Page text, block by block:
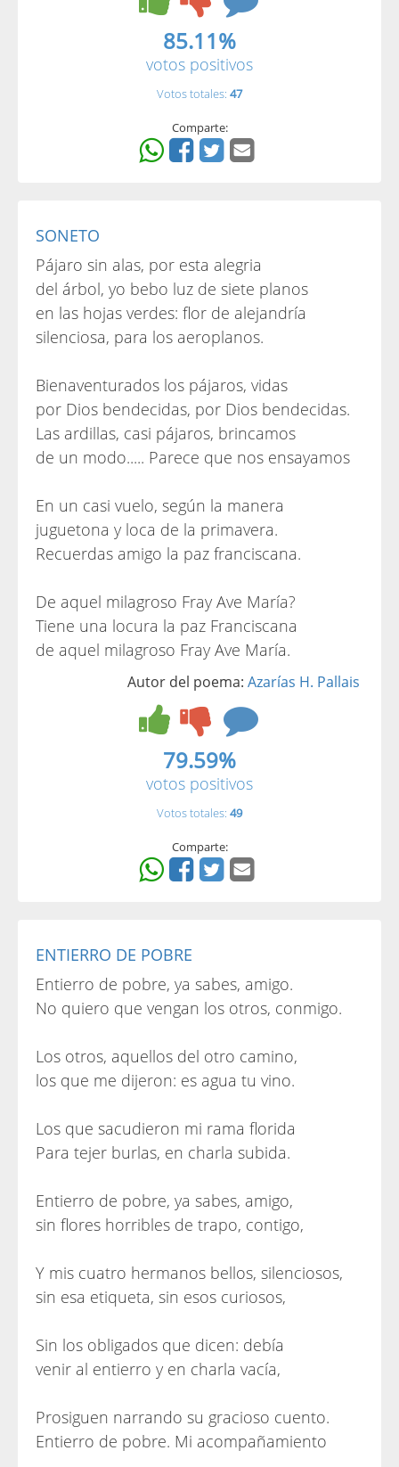
85.11%
votos positivos
Votos totales: 47
Comparte:
SONETO
Pájaro sin alas, por esta alegria
del árbol, yo bebo luz de siete planos
en las hojas verdes: flor de alejandría
silenciosa, para los aeroplanos.
Bienaventurados los pájaros, vidas
por Dios bendecidas, por Dios bendecidas.
Las ardillas, casi pájaros, brincamos
de un modo..... Parece que nos ensayamos
En un casi vuelo, según la manera
juguetona y loca de la primavera.
Recuerdas amigo la paz franciscana.
De aquel milagroso Fray Ave María?
Tiene una locura la paz Franciscana
de aquel milagroso Fray Ave María.
Autor del poema: Azarías H. Pallais
79.59%
votos positivos
Votos totales: 49
Comparte:
ENTIERRO DE POBRE
Entierro de pobre, ya sabes, amigo.
No quiero que vengan los otros, conmigo.
Los otros, aquellos del otro camino,
los que me dijeron: es agua tu vino.
Los que sacudieron mi rama florida
Para tejer burlas, en charla subida.
Entierro de pobre, ya sabes, amigo,
sin flores horribles de trapo, contigo,
Y mis cuatro hermanos bellos, silenciosos,
sin esa etiqueta, sin esos curiosos,
Sin los obligados que dicen: debía
venir al entierro y en charla vacía,
Prosiguen narrando su gracioso cuento.
Entierro de pobre. Mi acompañamiento